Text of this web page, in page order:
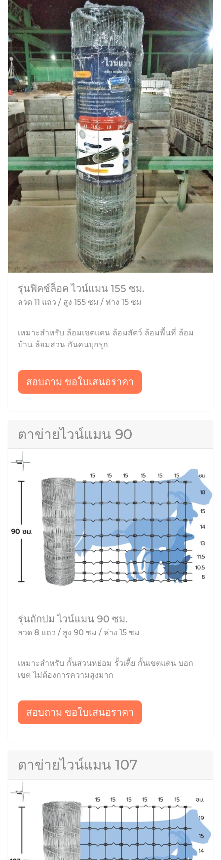
รุ่นฟิคซ์ล็อค ไวน์แมน 155 ซม.
ลวด 11 แถว / สูง 155 ซม / ห่าง 15 ซม
เหมาะสำหรับ ล้อมเขตแดน ล้อมสัตว์ ล้อมพื้นที่ ล้อม
บ้าน ล้อมสวน กันคนบุกรุก
สอบถาม ขอใบเสนอราคา
ตาข่ายไวน์แมน 90
รุ่นถักปม ไวน์แมน 90 ซม.
ลวด 8 แถว / สูง 90 ซม / ห่าง 15 ซม
เหมาะสำหรับ กั้นสวนหย่อม รั้วเตี้ย กั้นเขตแดน บอก
เขต ไม่ต้องการความสูงมาก
สอบถาม ขอใบเสนอราคา
ตาข่ายไวน์แมน 107